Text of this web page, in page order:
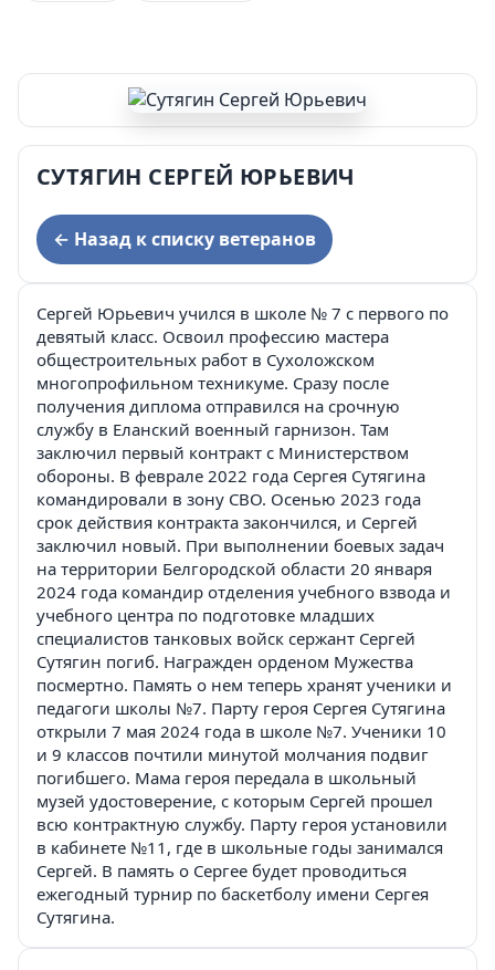
СУТЯГИН СЕРГЕЙ ЮРЬЕВИЧ
← Назад к списку ветеранов
Сергей Юрьевич учился в школе № 7 с первого по
девятый класс. Освоил профессию мастера
общестроительных работ в Сухоложском
многопрофильном техникуме. Сразу после
получения диплома отправился на срочную
службу в Еланский военный гарнизон. Там
заключил первый контракт с Министерством
обороны. В феврале 2022 года Сергея Сутягина
командировали в зону СВО. Осенью 2023 года
срок действия контракта закончился, и Сергей
заключил новый. При выполнении боевых задач
на территории Белгородской области 20 января
2024 года командир отделения учебного взвода и
учебного центра по подготовке младших
специалистов танковых войск сержант Сергей
Сутягин погиб. Награжден орденом Мужества
посмертно. Память о нем теперь хранят ученики и
педагоги школы №7. Парту героя Сергея Сутягина
открыли 7 мая 2024 года в школе №7. Ученики 10
и 9 классов почтили минутой молчания подвиг
погибшего. Мама героя передала в школьный
музей удостоверение, с которым Сергей прошел
всю контрактную службу. Парту героя установили
в кабинете №11, где в школьные годы занимался
Сергей. В память о Сергее будет проводиться
ежегодный турнир по баскетболу имени Сергея
Сутягина.